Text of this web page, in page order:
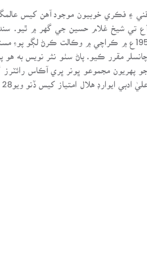
۾ فني ۽ فڪري خوبيون موجود آهن کيس
سنڌ گذريل اڌ صدي کان گونجندي رهي آهي. سندس جنم 23 مارچ1923ع تي
مقرر ڪيو. پاڻ سٺو نثر نويس به